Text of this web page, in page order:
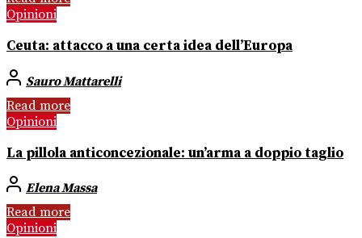
Opinioni
Ceuta: attacco a una certa idea dell’Europa
Sauro Mattarelli
Read more
Opinioni
La pillola anticoncezionale: un’arma a doppio taglio
Elena Massa
Read more
Opinioni